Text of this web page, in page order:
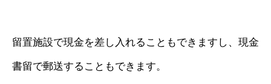
留置施設で現金を差し入れることもできますし、現金
書留で郵送することもできます。